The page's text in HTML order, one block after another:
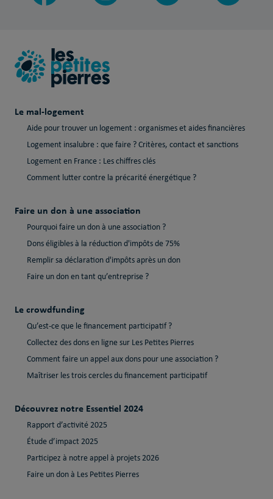
Le mal-logement
Aide pour trouver un logement : organismes et aides financières
Logement insalubre : que faire ? Critères, contact et sanctions
Logement en France : Les chiffres clés
Comment lutter contre la précarité énergétique ?
Faire un don à une association
Pourquoi faire un don à une association ?
Dons éligibles à la réduction d'impôts de 75%
Remplir sa déclaration d'impôts après un don
Faire un don en tant qu’entreprise ?
Le crowdfunding
Qu’est-ce que le financement participatif ?
Collectez des dons en ligne sur Les Petites Pierres
Comment faire un appel aux dons pour une association ?
Maîtriser les trois cercles du financement participatif
Découvrez notre Essentiel 2024
Rapport d’activité 2025
Étude d’impact 2025
Participez à notre appel à projets 2026
Faire un don à Les Petites Pierres